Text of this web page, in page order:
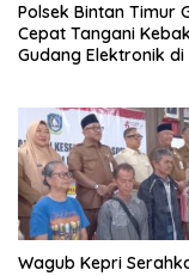
Polsek Bintan Timur
Cepat Tangani
Gudang Elektronik di
Wagub Kepri